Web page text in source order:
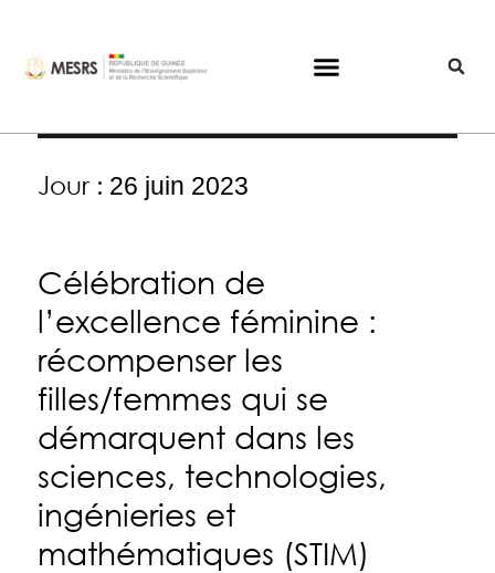
Jour : 26 juin 2023
Célébration de
l’excellence féminine :
récompenser les
filles/femmes qui se
démarquent dans les
sciences, technologies,
ingénieries et
mathématiques (STIM)